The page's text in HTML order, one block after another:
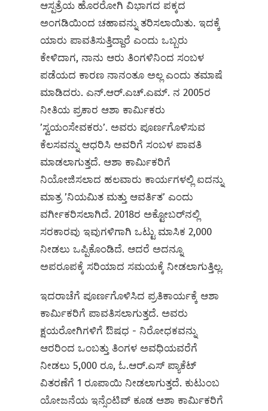
ಆಸ್ಪತ್ರೆಯ ಹೊರರೋಗಿ ವಿಭಾಗದ ಪಕ್ಕದ
ಅಂಗಡಿಯಿಂದ ಚಹಾವನ್ನು ತರಿಸಲಾಯಿತು. ಇದಕ್ಕೆ
ಯಾರು ಪಾವತಿಸುತ್ತಿದ್ದಾರೆ ಎಂದು ಒಬ್ಬರು
ಕೇಳಿದಾಗ, ನಾನು ಆರು ತಿಂಗಳಿನಿಂದ ಸಂಬಳ
ಪಡೆಯದ ಕಾರಣ ನಾನಂತೂ ಅಲ್ಲ ಎಂದು ತಮಾಷೆ
ಮಾಡಿದರು. ಎನ್‌.ಆರ್‌.ಎಚ್‌.ಎಮ್‌. ನ 2005ರ
ನೀತಿಯ ಪ್ರಕಾರ ಆಶಾ ಕಾರ್ಮಿಕರು
ʼಸ್ವಯಂಸೇವಕರುʼ. ಅವರು ಪೂರ್ಣಗೊಳಿಸುವ
ಕೆಲಸವನ್ನು ಆಧರಿಸಿ ಅವರಿಗೆ ಸಂಬಳ ಪಾವತಿ
ಮಾಡಲಾಗುತ್ತದೆ. ಆಶಾ ಕಾರ್ಮಿಕರಿಗೆ
ನಿಯೋಜಿಸಲಾದ ಹಲವಾರು ಕಾರ್ಯಗಳಲ್ಲಿ ಐದನ್ನು
ಮಾತ್ರ ʼನಿಯಮಿತ ಮತ್ತು ಆವರ್ತಿತʼ ಎಂದು
ವರ್ಗೀಕರಿಸಲಾಗಿದೆ. 2018ರ ಅಕ್ಟೋಬರ್‌ನಲ್ಲಿ
ಸರಕಾರವು ಇವುಗಳಿಗಾಗಿ ಒಟ್ಟು ಮಾಸಿಕ 2,000
ನೀಡಲು ಒಪ್ಪಿಕೊಂಡಿದೆ. ಆದರೆ ಅದನ್ನೂ
ಅಪರೂಪಕ್ಕೆ ಸರಿಯಾದ ಸಮಯಕ್ಕೆ ನೀಡಲಾಗುತ್ತಿಲ್ಲ.
ಇದರಾಚೆಗೆ ಪೂರ್ಣಗೊಳಿಸಿದ ಪ್ರತಿಕಾರ್ಯಕ್ಕೆ ಆಶಾ
ಕಾರ್ಮಿಕರಿಗೆ ಪಾವತಿಸಲಾಗುತ್ತದೆ. ಅವರು
ಕ್ಷಯರೋಗಿಗಳಿಗೆ ಔಷಧ - ನಿರೋಧಕವನ್ನು
ಆರರಿಂದ ಒಂಬತ್ತು ತಿಂಗಳ ಅವಧಿಯವರೆಗೆ
ನೀಡಲು 5,000 ರೂ, ಓ.ಆರ್‌.ಎಸ್‌ ಪ್ಯಾಕೆಟ್‌
ವಿತರಣೆಗೆ 1 ರೂಪಾಯಿ ನೀಡಲಾಗುತ್ತದೆ. ಕುಟುಂಬ
ಯೋಜನೆಯ ಇನ್ಸೆಂಟಿವ್‌ ಕೂಡ ಆಶಾ ಕಾರ್ಮಿಕರಿಗೆ